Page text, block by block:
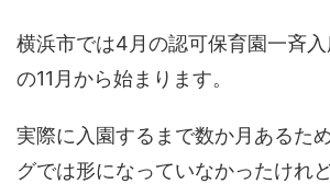
横浜市では4月の認可保育園一斉
の11月から始まります。
実際に入園するまで数か月あるた
グでは形になっていなかったけれ